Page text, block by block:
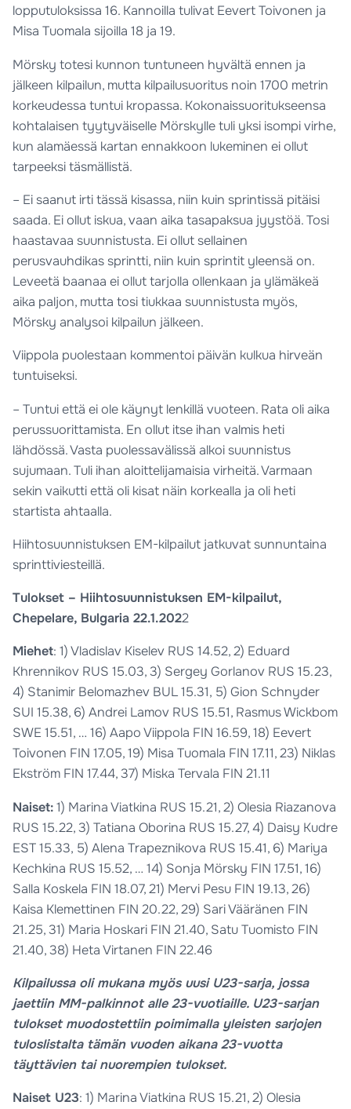
lopputuloksissa 16. Kannoilla tulivat Eevert Toivonen ja
Misa Tuomala sijoilla 18 ja 19.
Mörsky totesi kunnon tuntuneen hyvältä ennen ja
jälkeen kilpailun, mutta kilpailusuoritus noin 1700 metrin
korkeudessa tuntui kropassa. Kokonaissuoritukseensa
kohtalaisen tyytyväiselle Mörskylle tuli yksi isompi virhe,
kun alamäessä kartan ennakkoon lukeminen ei ollut
tarpeeksi täsmällistä.
– Ei saanut irti tässä kisassa, niin kuin sprintissä pitäisi
saada. Ei ollut iskua, vaan aika tasapaksua jyystöä. Tosi
haastavaa suunnistusta. Ei ollut sellainen
perusvauhdikas sprintti, niin kuin sprintit yleensä on.
Leveetä baanaa ei ollut tarjolla ollenkaan ja ylämäkeä
aika paljon, mutta tosi tiukkaa suunnistusta myös,
Mörsky analysoi kilpailun jälkeen.
Viippola puolestaan kommentoi päivän kulkua hirveän
tuntuiseksi.
– Tuntui että ei ole käynyt lenkillä vuoteen. Rata oli aika
perussuorittamista. En ollut itse ihan valmis heti
lähdössä. Vasta puolessavälissä alkoi suunnistus
sujumaan. Tuli ihan aloittelijamaisia virheitä. Varmaan
sekin vaikutti että oli kisat näin korkealla ja oli heti
startista ahtaalla.
Hiihtosuunnistuksen EM-kilpailut jatkuvat sunnuntaina
sprinttiviesteillä.
Tulokset – Hiihtosuunnistuksen EM-kilpailut,
Chepelare, Bulgaria 22.1.2022
Miehet: 1) Vladislav Kiselev RUS 14.52, 2) Eduard
Khrennikov RUS 15.03, 3) Sergey Gorlanov RUS 15.23,
4) Stanimir Belomazhev BUL 15.31, 5) Gion Schnyder
SUI 15.38, 6) Andrei Lamov RUS 15.51, Rasmus Wickbom
SWE 15.51, … 16) Aapo Viippola FIN 16.59, 18) Eevert
Toivonen FIN 17.05, 19) Misa Tuomala FIN 17.11, 23) Niklas
Ekström FIN 17.44, 37) Miska Tervala FIN 21.11
Naiset:1) Marina Viatkina RUS 15.21, 2) Olesia Riazanova
RUS 15.22, 3) Tatiana Oborina RUS 15.27, 4) Daisy Kudre
EST 15.33, 5) Alena Trapeznikova RUS 15.41, 6) Mariya
Kechkina RUS 15.52, … 14) Sonja Mörsky FIN 17.51, 16)
Salla Koskela FIN 18.07, 21) Mervi Pesu FIN 19.13, 26)
Kaisa Klemettinen FIN 20.22, 29) Sari Vääränen FIN
21.25, 31) Maria Hoskari FIN 21.40, Satu Tuomisto FIN
21.40, 38) Heta Virtanen FIN 22.46
Kilpailussa oli mukana myös uusi U23-sarja, jossa
jaettiin MM-palkinnot alle 23-vuotiaille. U23-sarjan
tulokset muodostettiin poimimalla yleisten sarjojen
tuloslistalta tämän vuoden aikana 23-vuotta
täyttävien tai nuorempien tulokset.
Naiset U23: 1) Marina Viatkina RUS 15.21, 2) Olesia